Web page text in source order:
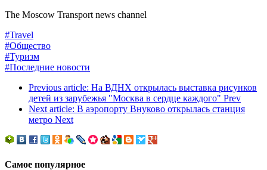
The Moscow Transport news channel
#Travel
#Общество
#Туризм
#Последние новости
Previous article: На ВДНХ открылась выставка рисунков
детей из зарубежья "Москва в сердце каждого" Prev
Next article: В аэропорту Внуково открылась станция
метро Next
Самое популярное